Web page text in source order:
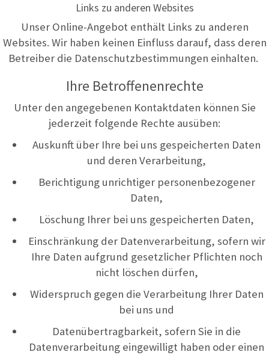
Links zu anderen Websites
Unser Online-Angebot enthält Links zu anderen
Websites. Wir haben keinen Einfluss darauf, dass deren
Betreiber die Datenschutzbestimmungen einhalten.
Ihre Betroffenenrechte
Unter den angegebenen Kontaktdaten können Sie
jederzeit folgende Rechte ausüben:
Auskunft über Ihre bei uns gespeicherten Daten
und deren Verarbeitung,
Berichtigung unrichtiger personenbezogener
Daten,
Löschung Ihrer bei uns gespeicherten Daten,
Einschränkung der Datenverarbeitung, sofern wir
Ihre Daten aufgrund gesetzlicher Pflichten noch
nicht löschen dürfen,
Widerspruch gegen die Verarbeitung Ihrer Daten
bei uns und
Datenübertragbarkeit, sofern Sie in die
Datenverarbeitung eingewilligt haben oder einen